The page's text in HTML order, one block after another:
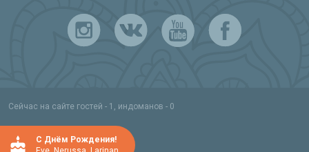
Сейчас на сайте гостей - 1, индоманов - 0
C Днём Рождения!